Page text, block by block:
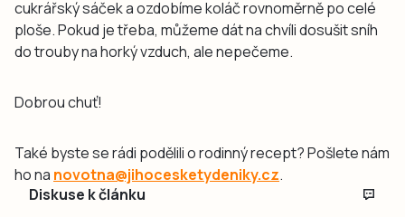
cukrářský sáček a ozdobíme koláč rovnoměrně po celé
ploše. Pokud je třeba, můžeme dát na chvíli dosušit sníh
do trouby na horký vzduch, ale nepečeme.
Dobrou chuť!
Také byste se rádi podělili o rodinný recept? Pošlete nám
ho na novotna@jihocesketydeniky.cz.
Diskuse k článku